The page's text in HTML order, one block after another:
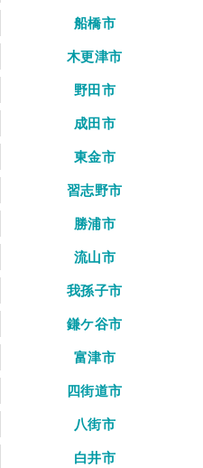
船橋市
木更津市
野田市
成田市
東金市
習志野市
勝浦市
流山市
我孫子市
鎌ケ谷市
富津市
四街道市
八街市
白井市